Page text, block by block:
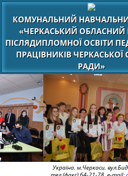
КОМУНАЛЬНИЙ
«ЧЕРКАСЬКИЙ ОБЛАСНИЙ
ПІСЛЯДИПЛОМНОЇ ОСВІТИ
ПРАЦІВНИКІВ ЧЕРКАСЬКОЇ
РАДИ»
Україна. м.Черкаси.